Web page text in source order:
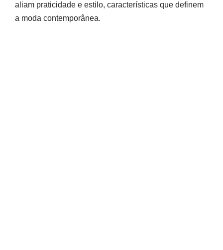
aliam praticidade e estilo, características que definem
a moda contemporânea.